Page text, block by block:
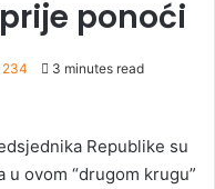
ponoći
234 3 minutes read
Republike su
u ovom “drugom krugu”